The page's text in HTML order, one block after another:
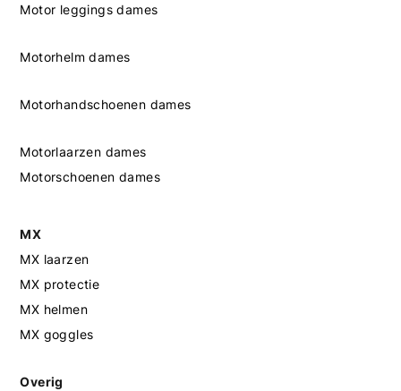
Motor leggings dames
Motorhelm dames
Motorhandschoenen dames
Motorlaarzen dames
Motorschoenen dames
MX
MX laarzen
MX protectie
MX helmen
MX goggles
Overig